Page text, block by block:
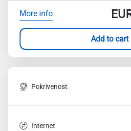
More info
Add to cart
Pokrivenost
Internet